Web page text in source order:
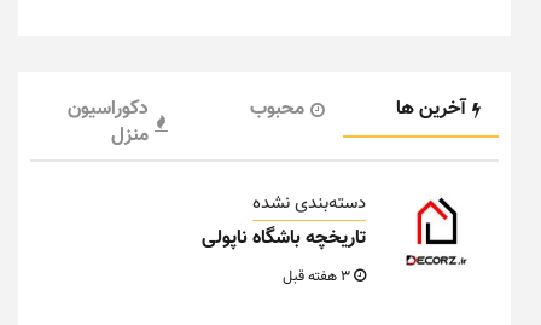
آخرین ها محبوب
دکوراسیون
منزل
دسته‌بندی نشده
تاریخچه باشگاه ناپولی